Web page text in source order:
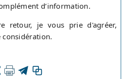
d’information.
retour, je vous prie d'agréer,